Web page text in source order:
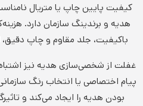
کیفیت پایین چاپ یا متریال
هدیه و برندینگ سازمان دارد.
باکیفیت، جلد مقاوم و چاپ دقیق،
غفلت از شخصی‌سازی هدیه نیز اشتباه
پیام اختصاصی یا انتخاب رنگ
بودن هدیه را ایجاد می‌کند و